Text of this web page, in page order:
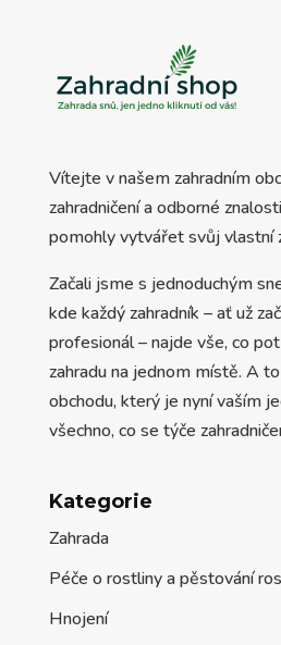
Vítejte v našem zahradním
zahradničení a odborné
pomohly vytvářet svůj vlastní
Začali jsme s jednoduchým
kde každý zahradník – ať už
profesionál – najde vše, co
zahradu na jednom místě. A
obchodu, který je nyní vaším
všechno, co se týče
Kategorie
Zahrada
Péče o rostliny a pěstování
Hnojení